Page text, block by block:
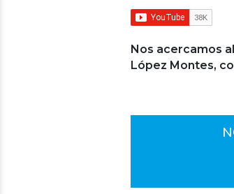
Nos acercamos
López Montes,